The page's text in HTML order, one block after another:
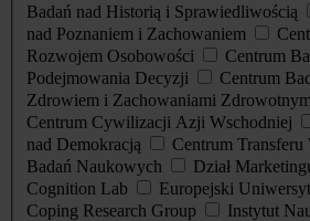
Badań nad Historią i Sprawiedliwością
nad Poznaniem i Zachowaniem
Rozwojem Osobowości
Centrum
Podejmowania Decyzji
Centrum
Zdrowiem i Zachowaniami
Centrum Cywilizacji Azji Wschodniej
nad Demokracją
Centrum Transferu
Badań Naukowych
Dział
Cognition Lab
Europejski
Coping Research Group
Instytut